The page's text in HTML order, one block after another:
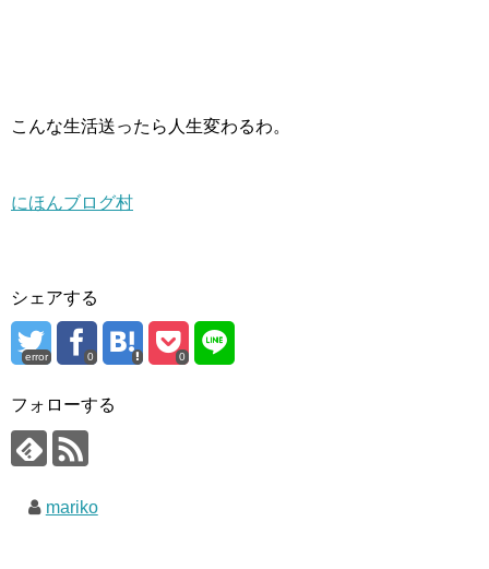
こんな生活送ったら人生変わるわ。
にほんブログ村
シェアする
error 0 0
フォローする
mariko